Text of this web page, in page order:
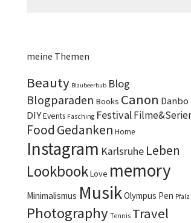
meine Themen
Beauty Blaubeerbub Blog
Blogparaden Books Canon Danbo
DIYEvents Fasching Festival
Food Gedanken Home
Instagram Karlsruhe Leben
LookbookLove memory
Minimalismus MusikOlympus Pen Pfalz
Photography Tennis Travel